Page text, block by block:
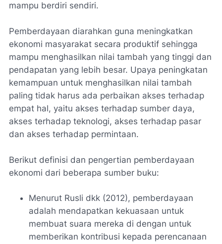
mampu berdiri sendiri.
Pemberdayaan diarahkan guna meningkatkan
ekonomi masyarakat secara produktif sehingga
mampu menghasilkan nilai tambah yang tinggi dan
pendapatan yang lebih besar. Upaya peningkatan
kemampuan untuk menghasilkan nilai tambah
paling tidak harus ada perbaikan akses terhadap
empat hal, yaitu akses terhadap sumber daya,
akses terhadap teknologi, akses terhadap pasar
dan akses terhadap permintaan.
Berikut definisi dan pengertian pemberdayaan
ekonomi dari beberapa sumber buku:
Menurut Rusli dkk (2012), pemberdayaan
adalah mendapatkan kekuasaan untuk
membuat suara mereka di dengan untuk
memberikan kontribusi kepada perencanaan